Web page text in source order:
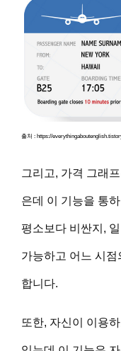
출처 : https://
그리고, 가격 그래
은데 이 기능을 통
평소보 다 비싼지,
가능하고 어느 시
합니다.
또한, 자신이 이용